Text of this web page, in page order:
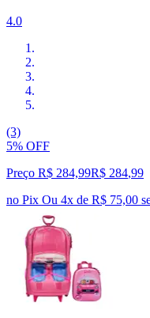
4.0
(3)
5% OFF
Preço R$ 284,99R$ 284,99
no Pix Ou 4x de R$ 75,00